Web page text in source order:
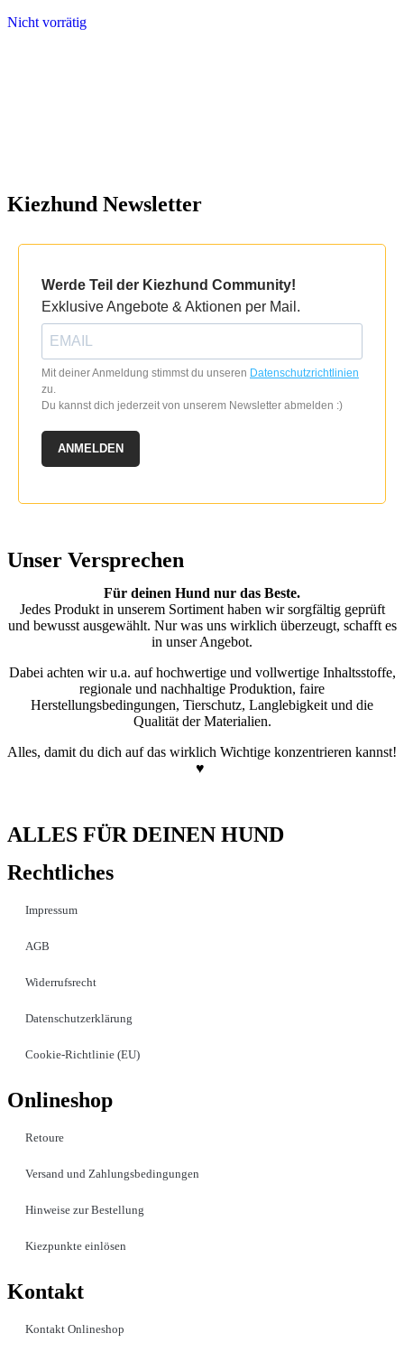
Nicht vorrätig
Kiezhund Newsletter
Werde Teil der Kiezhund Community!
Exklusive Angebote & Aktionen per Mail.
Mit deiner Anmeldung stimmst du unseren Datenschutzrichtlinien
zu.
Du kannst dich jederzeit von unserem Newsletter abmelden :)
ANMELDEN
Unser Versprechen
Für deinen Hund nur das Beste.
Jedes Produkt in unserem Sortiment haben wir sorgfältig geprüft
und bewusst ausgewählt. Nur was uns wirklich überzeugt, schafft es
in unser Angebot.
Dabei achten wir u.a. auf hochwertige und vollwertige Inhaltsstoffe,
regionale und nachhaltige Produktion, faire
Herstellungsbedingungen, Tierschutz, Langlebigkeit und die
Qualität der Materialien.
Alles, damit du dich auf das wirklich Wichtige konzentrieren kannst!
♥
ALLES FÜR DEINEN HUND
Rechtliches
Impressum
AGB
Widerrufsrecht
Datenschutzerklärung
Cookie-Richtlinie (EU)
Onlineshop
Retoure
Versand und Zahlungsbedingungen
Hinweise zur Bestellung
Kiezpunkte einlösen
Kontakt​
Kontakt Onlineshop